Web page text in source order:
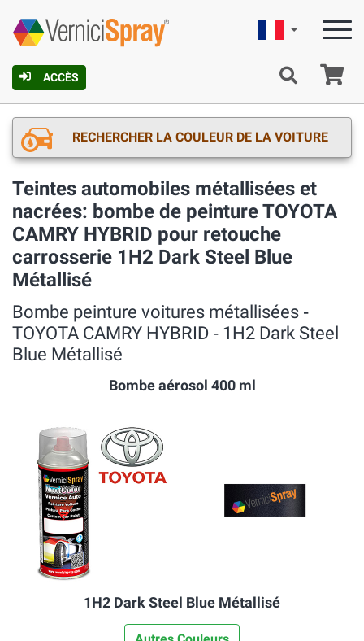
ACCÈS
Française
RECHERCHER LA COULEUR DE LA VOITURE
Teintes automobiles métallisées et
nacrées: bombe de peinture TOYOTA
CAMRY HYBRID pour retouche
carrosserie 1H2 Dark Steel Blue
Métallisé
Bombe peinture voitures métallisées ‐
TOYOTA CAMRY HYBRID ‐ 1H2 Dark Steel
Blue Métallisé
Bombe aérosol 400 ml
1H2 Dark Steel Blue Métallisé